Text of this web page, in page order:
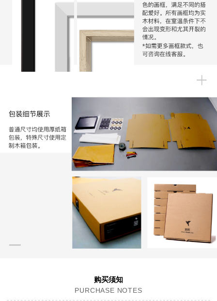
购买须知
PURCHASE NOTES